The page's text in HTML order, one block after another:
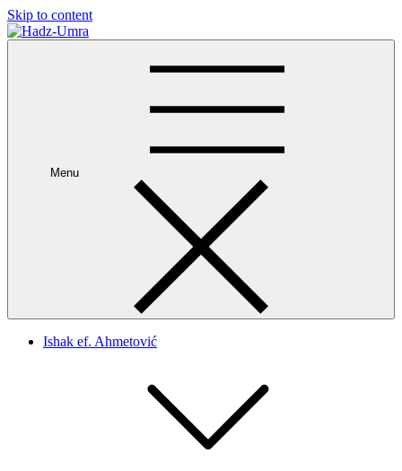
Skip to content
Menu
Ishak ef. Ahmetović